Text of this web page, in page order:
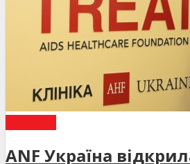
ANF Україна